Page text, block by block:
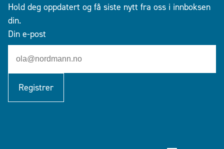
Hold deg oppdatert og få siste nytt fra oss i innboksen
din.
Din e-post
Registrer